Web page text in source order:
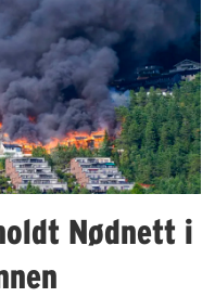
Nødnett i